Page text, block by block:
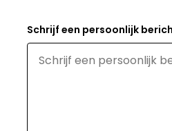
Schrijf een persoonlijk